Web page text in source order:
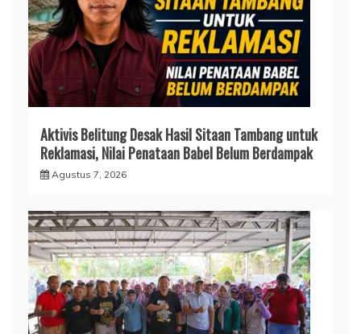
Aktivis Belitung Desak Hasil Sitaan Tambang untuk
Reklamasi, Nilai Penataan Babel Belum Berdampak
Agustus 7, 2026